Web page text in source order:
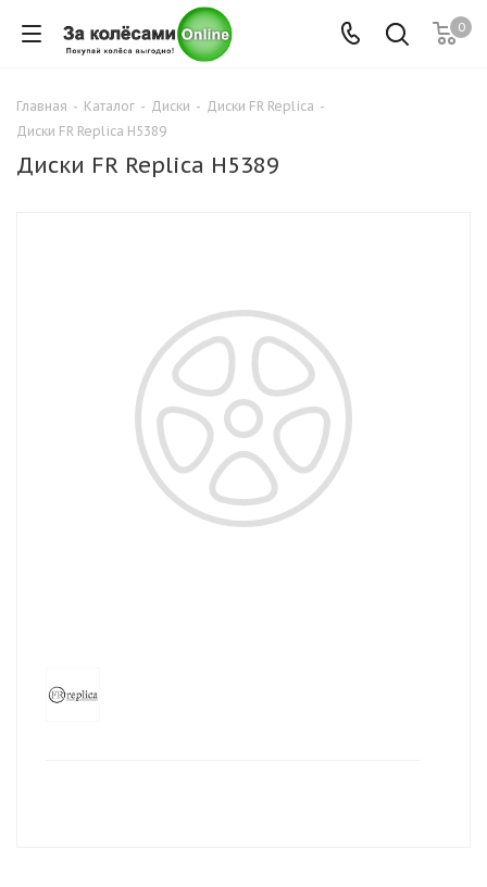
0
Главная - Каталог - Диски - Диски FR Replica -
Диски FR Replica H5389
Диски FR Replica H5389